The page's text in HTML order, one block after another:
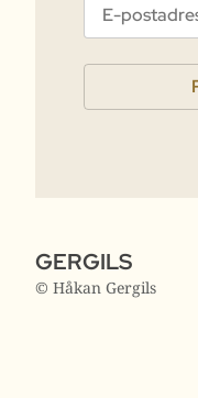
GERGILS
© Håkan Gergils